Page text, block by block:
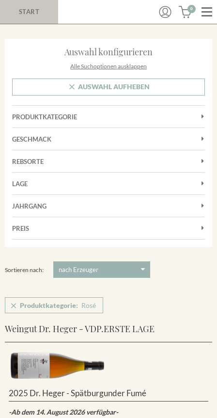
START 0
Auswahl konfigurieren
Alle Suchoptionen ausklappen
AUSWAHL AUFHEBEN
PRODUKTKATEGORIE
Cuvées
Rosé
Weißwein
GESCHMACK
Trocken
REBSORTE
Chardonnay
Grauburgunder
Riesling
LAGE
Achkarrer Schlossberg
Vorderer Winklerberg
Winklerberg Hinter Winklen
JAHRGANG
PREIS
Sortieren nach:
Produktkategorie: Rosé
Weingut Dr. Heger - VDP.ERSTE LAGE
2025 Dr. Heger - Spätburgunder Fumé
-Ab dem 14. August 2026 verfügbar-